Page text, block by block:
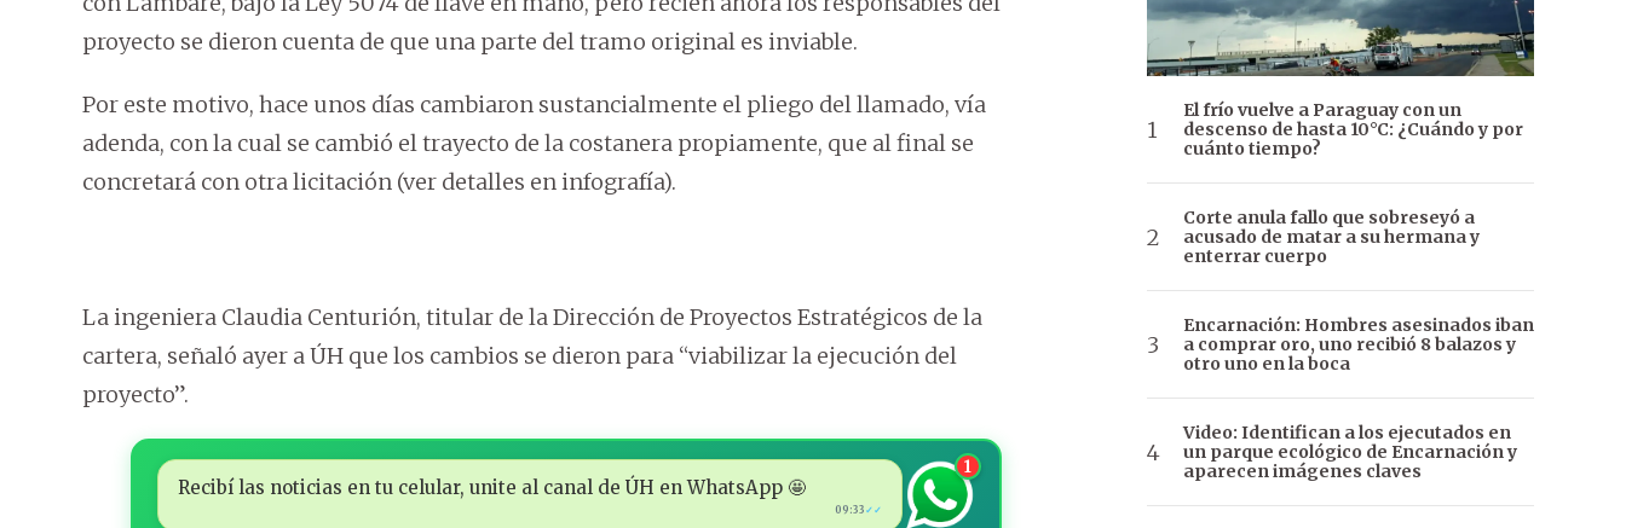
proyecto se dieron cuenta de que una parte del tramo original es inviable.
Por este motivo, hace unos días cambiaron sustancialmente el pliego del llamado, vía
adenda, con la cual se cambió el trayecto de la costanera propiamente, que al final se
concretará con otra licitación (ver detalles en infografía).
La ingeniera Claudia Centurión, titular de la Dirección de Proyectos Estratégicos de la
cartera, señaló ayer a ÚH que los cambios se dieron para “viabilizar la ejecución del
proyecto”.
Recibí las noticias en tu celular, unite al canal de ÚH en WhatsApp 🤩
09:33 ✓✓
1
El frío vuelve a Paraguay con un
descenso de hasta 10°C: ¿Cuándo y por
cuánto tiempo?
Corte anula fallo que sobreseyó a
acusado de matar a su hermana y
enterrar cuerpo
Encarnación: Hombres asesinados iban
a comprar oro, uno recibió 8 balazos y
otro uno en la boca
Video: Identifican a los ejecutados en
un parque ecológico de Encarnación y
aparecen imágenes claves